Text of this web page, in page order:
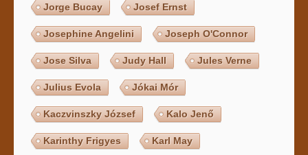
Jorge Bucay Josef Ernst
Josephine Angelini Joseph O'Connor
Jose Silva Judy Hall Jules Verne
Julius Evola Jókai Mór
Kaczvinszky József Kalo Jenő
Karinthy Frigyes Karl May